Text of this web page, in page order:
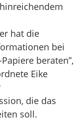
hat die
bei
beraten”,
Eike
die das
soll.